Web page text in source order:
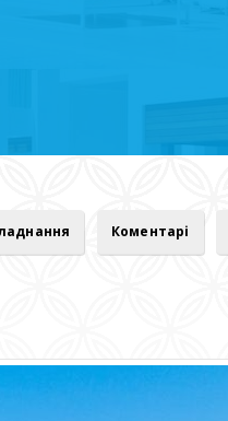
Коментарі